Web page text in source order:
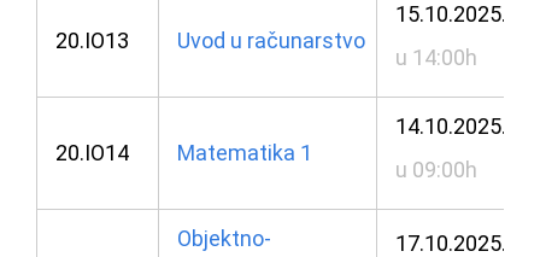
20.IO13 Uvod u računarstvo
15.10.2025.
u 14:00h
20.IO14 Matematika 1
14.10.2025.
u 09:00h
Objektno-
17.10.2025.